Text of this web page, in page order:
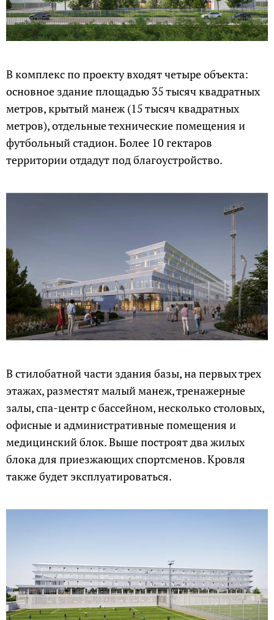
В комплекс по проекту входят четыре объекта:
основное здание площадью 35 тысяч квадратных
метров, крытый манеж (15 тысяч квадратных
метров), отдельные технические помещения и
футбольный стадион. Более 10 гектаров
территории отдадут под благоустройство.
В стилобатной части здания базы, на первых трех
этажах, разместят малый манеж, тренажерные
залы, спа-центр с бассейном, несколько столовых,
офисные и административные помещения и
медицинский блок. Выше построят два жилых
блока для приезжающих спортсменов. Кровля
также будет эксплуатироваться.